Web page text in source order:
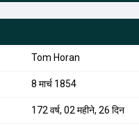
Tom Horan
8 मार्च 1854
172 वर्ष, 02 महीने, 26 दिन